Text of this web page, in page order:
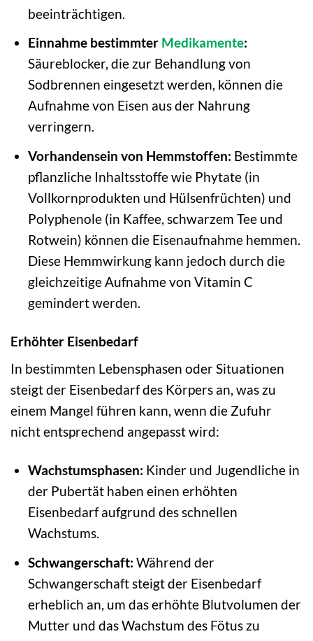
beeinträchtigen.
Einnahme bestimmter Medikamente:
Säureblocker, die zur Behandlung von
Sodbrennen eingesetzt werden, können die
Aufnahme von Eisen aus der Nahrung
verringern.
Vorhandensein von Hemmstoffen: Bestimmte
pflanzliche Inhaltsstoffe wie Phytate (in
Vollkornprodukten und Hülsenfrüchten) und
Polyphenole (in Kaffee, schwarzem Tee und
Rotwein) können die Eisenaufnahme hemmen.
Diese Hemmwirkung kann jedoch durch die
gleichzeitige Aufnahme von Vitamin C
gemindert werden.
Erhöhter Eisenbedarf
In bestimmten Lebensphasen oder Situationen
steigt der Eisenbedarf des Körpers an, was zu
einem Mangel führen kann, wenn die Zufuhr
nicht entsprechend angepasst wird:
Wachstumsphasen: Kinder und Jugendliche in
der Pubertät haben einen erhöhten
Eisenbedarf aufgrund des schnellen
Wachstums.
Schwangerschaft: Während der
Schwangerschaft steigt der Eisenbedarf
erheblich an, um das erhöhte Blutvolumen der
Mutter und das Wachstum des Fötus zu